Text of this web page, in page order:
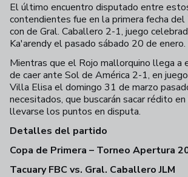
El último encuentro disputado entre
contendientes fue en la primera fecha
con de Gral. Caballero 2-1, juego
Ka'arendy el pasado sábado 20 de enero.
Mientras que el Rojo mallorquino llega a
de caer ante Sol de América 2-1, en
Villa Elisa el domingo 31 de marzo
necesitados, que buscarán sacar rédito
llevarse los puntos en disputa.
Detalles del partido
Copa de Primera – Torneo Apertura
Tacuary FBC vs. Gral. Caballero JLM